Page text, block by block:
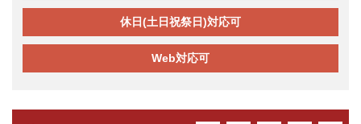
休日(土日祝祭日)対応可
Web対応可